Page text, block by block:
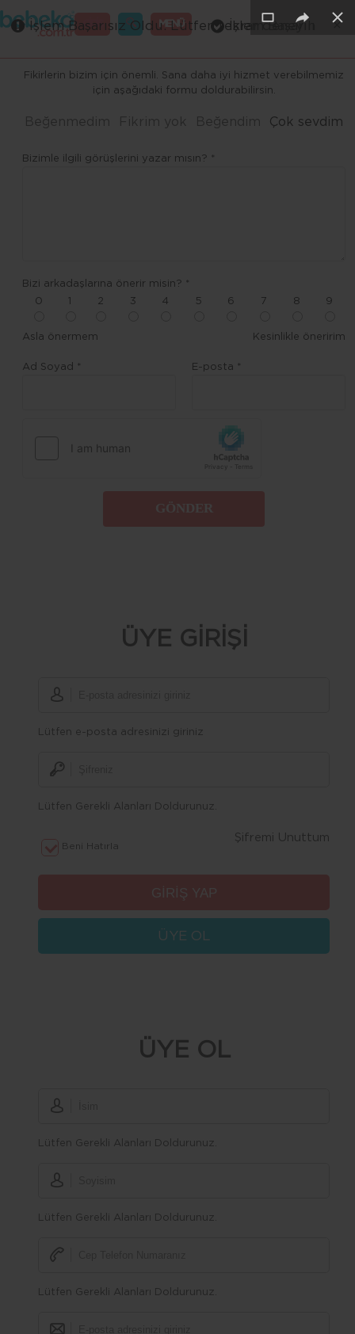
MENÜ
GİRİŞ
Fikirlerin bizim için önemli. Sana daha iyi hizmet verebilmemiz
için aşağıdaki formu doldurabilirsin.
Beğenmedim Fikrim yok Beğendim Çok sevdim
Bizimle ilgili görüşlerini yazar mısın? *
Bizi arkadaşlarına önerir misin? *
0
2 3 4 5 6 7 8 9
Asla önermem Kesinlikle öneririm
Ad Soyad * E-posta *
×
ÜYE GİRİŞİ
Lütfen e-posta adresinizi giriniz
Lütfen Gerekli Alanları Doldurunuz.
Beni Hatırla
Şifremi Unuttum
ÜYE OL
×
ÜYE OL
Lütfen Gerekli Alanları Doldurunuz.
Lütfen Gerekli Alanları Doldurunuz.
Lütfen Gerekli Alanları Doldurunuz.
×
×
İşlem Başarılı ×
İşlem Başarısız Oldu. Lütfen tekrar deneyin ×